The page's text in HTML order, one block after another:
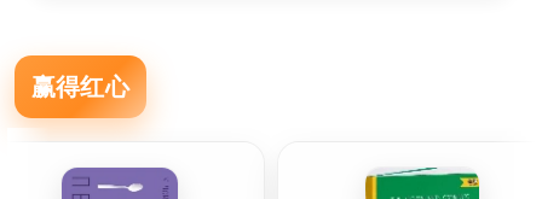
赢得红心